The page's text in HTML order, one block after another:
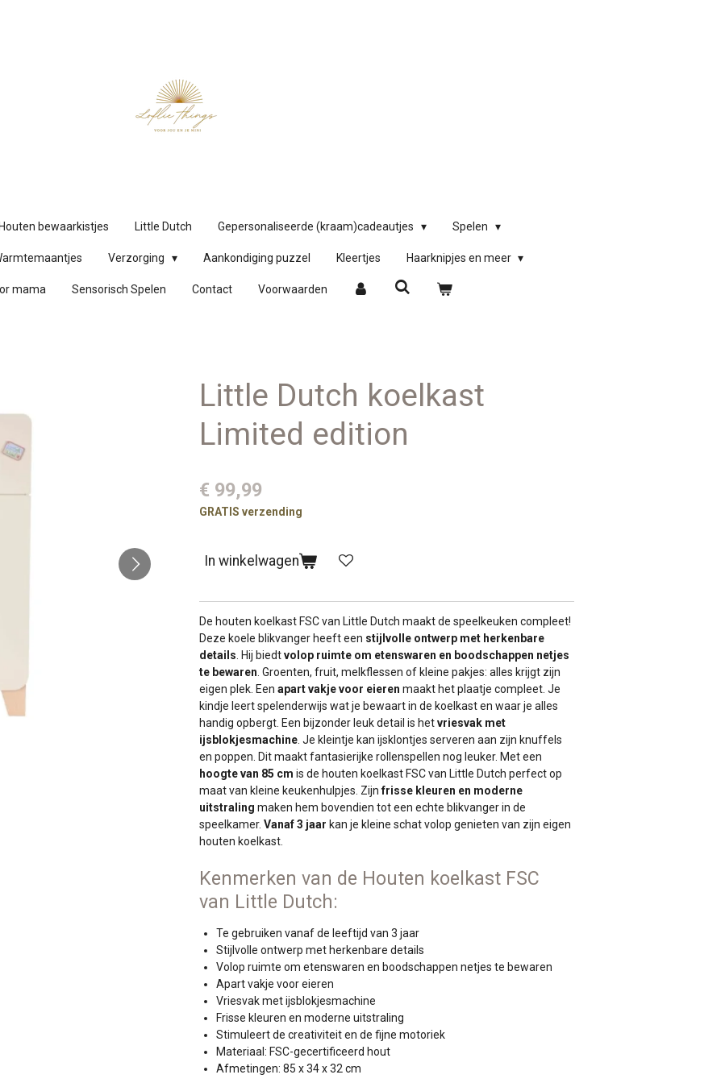
Houten bewaarkistjes Little Dutch Gepersonaliseerde (kraam)cadeautjes Spelen
Verzorging Aankondiging puzzel Kleertjes Haarknipjes en meer
mama Sensorisch Spelen Contact Voorwaarden
Little Dutch koelkast
Limited edition
€ 99,99
GRATIS verzending
In winkelwagen
De houten koelkast FSC van Little Dutch maakt de speelkeuken compleet!
Deze koele blikvanger heeft een stijlvolle ontwerp met herkenbare
details . Hij biedtvolop ruimte om etenswaren en boodschappen netjes
te bewaren . Groenten, fruit, melkflessen of kleine pakjes: alles krijgt zijn
eigen plek. Een apart vakje voor eieren maakt het plaatje compleet. Je
kindje leert spelenderwijs wat je bewaart in de koelkast en waar je alles
handig opbergt. Een bijzonder leuk detail is hetvriesvak met
ijsblokjesmachine . Je kleintje kan ijsklontjes serveren aan zijn knuffels
en poppen. Dit maakt fantasierijke rollenspellen nog leuker. Met een
hoogte van 85 cm is de houten koelkast FSC van Little Dutch perfect op
maat van kleine keukenhulpjes. Zijnfrisse kleuren en moderne
uitstraling maken hem bovendien tot een echte blikvanger in de
speelkamer. Vanaf 3 jaar kan je kleine schat volop genieten van zijn eigen
houten koelkast.
Kenmerken van de Houten koelkast FSC
van Little Dutch:
Te gebruiken vanaf de leeftijd van 3 jaar
Stijlvolle ontwerp met herkenbare details
Volop ruimte om etenswaren en boodschappen netjes te bewaren
Apart vakje voor eieren
Vriesvak met ijsblokjesmachine
Frisse kleuren en moderne uitstraling
Stimuleert de creativiteit en de fijne motoriek
Materiaal: FSC-gecertificeerd hout
Afmetingen: 85 x 34 x 32 cm